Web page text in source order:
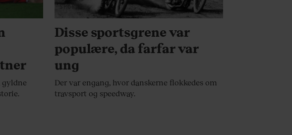
SPORT
Disse sportsgrene var
populære, da farfar var
ung
Der var engang, hvor danskerne flokkedes om
travsport og speedway.